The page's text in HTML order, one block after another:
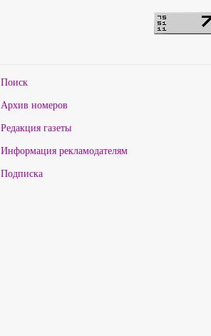
Поиск
Архив номеров
Редакция газеты
Информация рекламодателям
Подписка